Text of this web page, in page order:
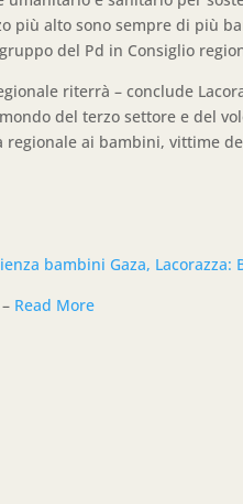
più alto sono sempre di più
del Pd in Consiglio
riterrà – conclude
del terzo settore e del
regionale ai bambini, vittime
bambini Gaza,
Read More